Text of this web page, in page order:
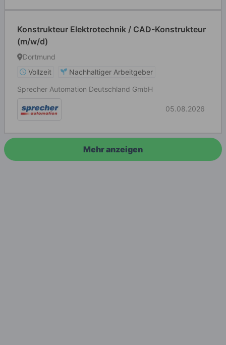
Konstrukteur Elektrotechnik / CAD-Konstrukteur
(m/w/d)
Dortmund
Vollzeit
Nachhaltiger Arbeitgeber
Sprecher Automation Deutschland GmbH
05.08.2026
Mehr anzeigen